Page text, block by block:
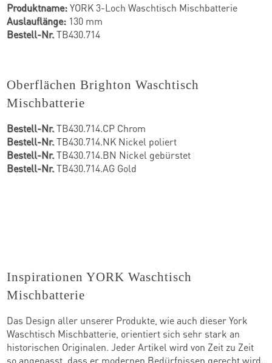
Produktname:YORK 3-Loch Waschtisch Mischbatterie
Auslauflänge: 130 mm
Bestell-Nr.TB430.714
Oberflächen Brighton Waschtisch
Mischbatterie
Bestell-Nr.TB430.714.CP Chrom
Bestell-Nr.TB430.714.NK Nickel poliert
Bestell-Nr.TB430.714.BN Nickel gebürstet
Bestell-Nr.TB430.714.AG Gold
Inspirationen YORK Waschtisch
Mischbatterie
Das Design aller unserer Produkte, wie auch dieser York
Waschtisch Mischbatterie, orientiert sich sehr stark an
historischen Originalen. Jeder Artikel wird von Zeit zu Zeit
so angepasst, dass er modernen Bedürfnissen gerecht wird.